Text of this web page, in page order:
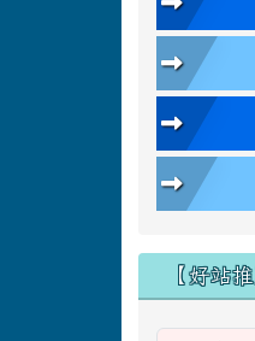
【好站推